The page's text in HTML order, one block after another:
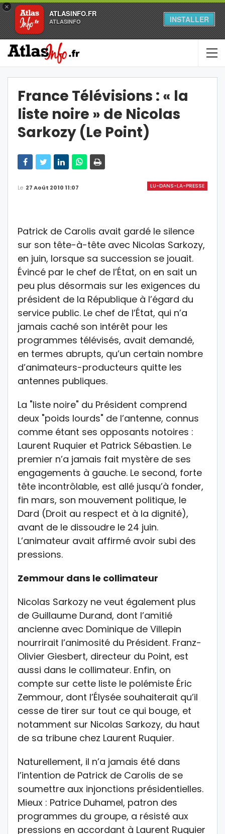
×
ATLASINFO.FR
ATLASINFO INSTALLER
France Télévisions : « la
liste noire » de Nicolas
Sarkozy (Le Point)
LU-DANS-LA-PRESSE
Le 27 Août 2010 11:07
Patrick de Carolis avait gardé le silence
sur son tête-à-tête avec Nicolas Sarkozy,
en juin, lorsque sa succession se jouait.
Évincé par le chef de l’État, on en sait un
peu plus désormais sur les exigences du
président de la République à l’égard du
service public. Le chef de l’État, qui n’a
jamais caché son intérêt pour les
programmes télévisés, avait demandé,
en termes abrupts, qu’un certain nombre
d’animateurs-producteurs quitte les
antennes publiques.
La "liste noire" du Président comprend
deux "poids lourds" de l’antenne, connus
comme étant ses opposants notoires :
Laurent Ruquier et Patrick Sébastien. Le
premier n’a jamais fait mystère de ses
engagements à gauche. Le second, forte
tête incontrôlable, est allé jusqu’à fonder,
fin mars, son mouvement politique, le
Dard (Droit au respect et à la dignité),
avant de le dissoudre le 24 juin.
L’animateur avait affirmé avoir subi des
pressions.
Zemmour dans le collimateur
Nicolas Sarkozy ne veut également plus
de Guillaume Durand, dont l’amitié
ancienne avec Dominique de Villepin
nourrirait l’animosité du Président. Franz-
Olivier Giesbert, directeur du Point, est
aussi dans le collimateur. Enfin, on
compte sur cette liste le polémiste Éric
Zemmour, dont l’Élysée souhaiterait qu’il
cesse de tirer sur tout ce qui bouge, et
notamment sur Nicolas Sarkozy, du haut
de sa tribune chez Laurent Ruquier.
Naturellement, il n’a jamais été dans
l’intention de Patrick de Carolis de se
soumettre aux injonctions présidentielles.
Mieux : Patrice Duhamel, patron des
programmes du groupe, a résisté aux
pressions en accordant à Laurent Ruquier